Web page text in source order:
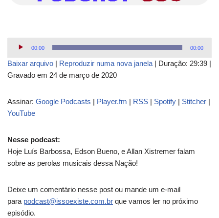
c
a
o
r
e
á
u
00:00 00:00
Baixar arquivo | Reproduzir numa nova janela | Duração: 29:39 |
Gravado em 24 de março de 2020
Assinar: Google Podcasts | Player.fm | RSS | Spotify | Stitcher |
YouTube
Nesse podcast:
Hoje Luís Barbossa, Edson Bueno, e Allan Xistremer falam
sobre as perolas musicais dessa Nação!
Deixe um comentário nesse post ou mande um e-mail
para podcast@issoexiste.com.br que vamos ler no próximo
episódio.